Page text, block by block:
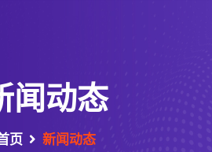
闻动态
页 新闻动态